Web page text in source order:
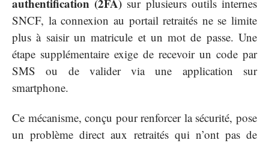
authentification (2FA) sur plusieurs outils internes
SNCF, la connexion au portail retraités ne se limite
plus à saisir un matricule et un mot de passe. Une
étape supplémentaire exige de recevoir un code par
SMS ou de valider via une application sur
smartphone.
Ce mécanisme, conçu pour renforcer la sécurité, pose
un problème direct aux retraités qui n’ont pas de